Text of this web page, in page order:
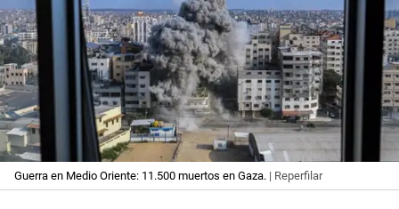
Guerra en Medio Oriente: 11.500 muertos en Gaza. | Reperfilar